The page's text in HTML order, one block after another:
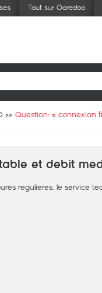
Tout sur Ooredoo
Question: « connexion
et debit
regulieres. le service